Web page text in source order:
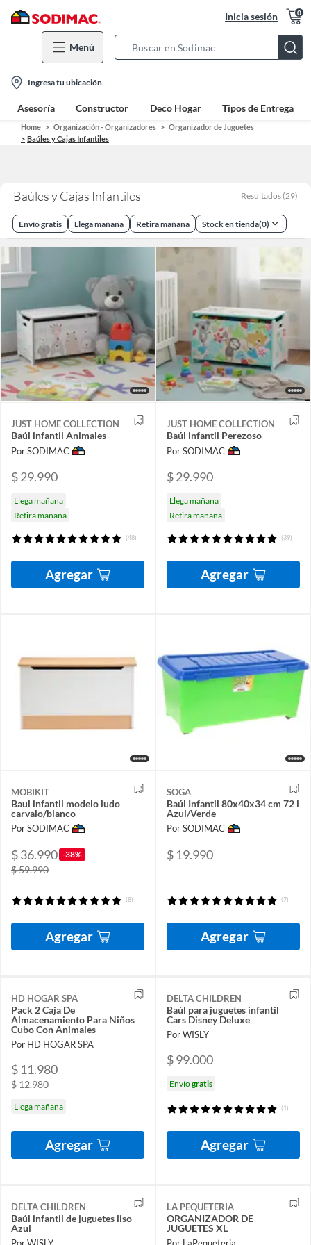
Inicia sesión 0
Menú
Bar
location-
icon
Ingresa tu ubicación
Asesoría Constructor Deco Hogar Tipos de Entrega
Home Organización - Organizadores
Organizador de Juguetes
Baúles y Cajas Infantiles
Baúles y Cajas Infantiles Resultados (29)
Envío gratis Llega mañana Retira mañana Stock en tienda(0)
JUST HOME COLLECTION
Baúl infantil Animales
Por SODIMAC
$ 29.990
Llega mañana
Retira mañana
(48)
Agregar
JUST HOME COLLECTION
Baúl infantil Perezoso
Por SODIMAC
$ 29.990
Llega mañana
Retira mañana
(39)
Agregar
MOBIKIT
Baul infantil modelo ludo
carvalo/blanco
Por SODIMAC
$ 36.990 -38%
$ 59.990
(8)
Agregar
SOGA
Baúl Infantil 80x40x34 cm 72 l
Azul/Verde
Por SODIMAC
$ 19.990
(7)
Agregar
HD HOGAR SPA
Pack 2 Caja De
Almacenamiento Para Niños
Cubo Con Animales
Por HD HOGAR SPA
$ 11.980
$ 12.980
Llega mañana
Agregar
DELTA CHILDREN
Baúl para juguetes infantil
Cars Disney Deluxe
Por WISLY
$ 99.000
Envíogratis
(1)
Agregar
DELTA CHILDREN
Baúl infantil de juguetes liso
Azul
LA PEQUETERIA
ORGANIZADOR DE
JUGUETES XL